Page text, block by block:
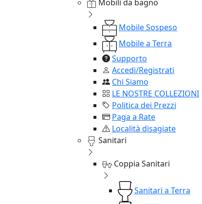
Mobili da bagno
Mobile Sospeso
Mobile a Terra
Supporto
Accedi/Registrati
Chi Siamo
LE NOSTRE COLLEZIONI
Politica dei Prezzi
Paga a Rate
Località disagiate
Sanitari
Coppia Sanitari
Sanitari a Terra